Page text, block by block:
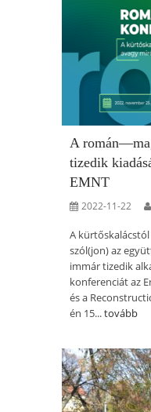
A
tizedik
EMNT
2022-11-22
A
szól(jon) az
immár tizedik
konferenciát az
és a
én 15...tovább